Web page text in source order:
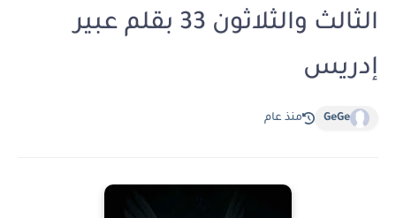
الثالث والثلاثون 33 بقلم عبير
إدريس
GeGe منذ عام